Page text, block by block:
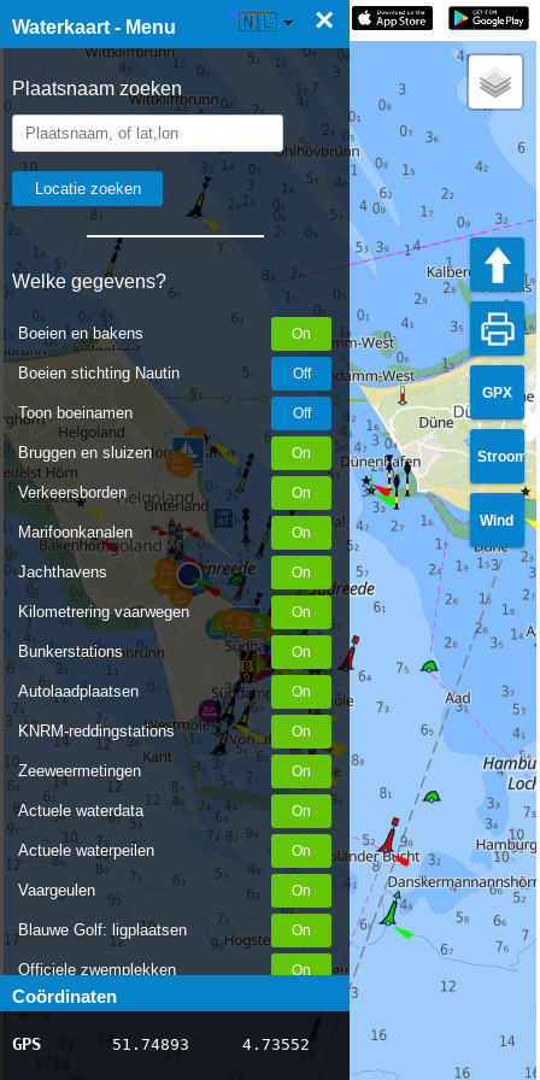
Waterkaart - Menu ×
Plaatsnaam zoeken
Welke gegevens?
Boeien en bakens
Boeien stichting Nautin
Toon boeinamen
Bruggen en sluizen
Verkeersborden
Marifoonkanalen
Jachthavens
Kilometrering vaarwegen
Bunkerstations
Autolaadplaatsen
KNRM-reddingstations
Zeeweermetingen
Actuele waterdata
Actuele waterpeilen
Vaargeulen
Blauwe Golf: ligplaatsen
Officiele zwemplekken
Stremmingen/hinder
AIS scheepsposities
Coördinaten
GPS 51.74893 4.73552
☰ Waterkaart Live 🇳🇱
GPX
Stroom
Wind